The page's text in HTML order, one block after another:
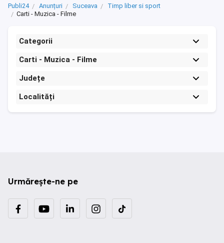
Publi24 Anunțuri Suceava
Timp liber si sport
Carti - Muzica - Filme
Categorii
Carti - Muzica - Filme
Județe
Localități
Urmărește-ne pe